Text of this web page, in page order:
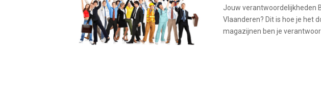
Jouw verantwoordelijkheden
Vlaanderen? Dit is hoe je het
magazijnen ben je